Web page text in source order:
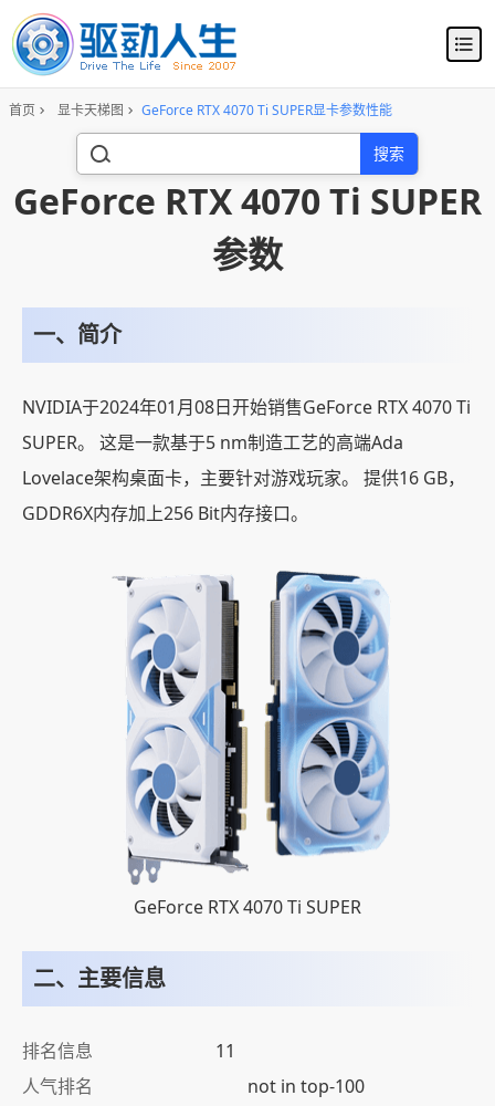
首页 显卡天梯图 GeForce RTX 4070 Ti SUPER显卡参数性能
搜索
GeForce RTX 4070 Ti SUPER
参数
一、简介
NVIDIA于2024年01月08日开始销售GeForce RTX 4070 Ti
SUPER。 这是一款基于5 nm制造工艺的高端Ada
Lovelace架构桌面卡，主要针对游戏玩家。 提供16 GB，
GDDR6X内存加上256 Bit内存接口。
GeForce RTX 4070 Ti SUPER
二、主要信息
排名信息
11
人气排名
not in top-100